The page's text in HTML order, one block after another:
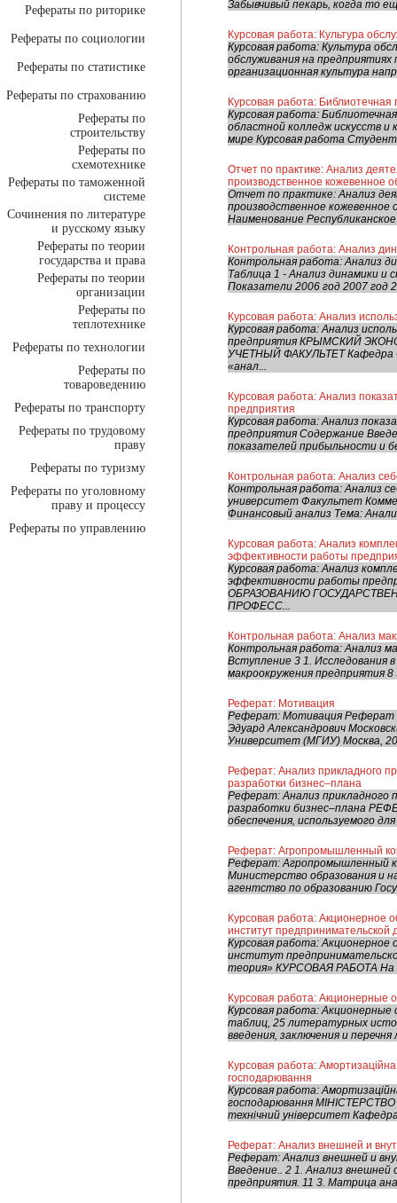
Рефераты по риторике
Рефераты по социологии
Рефераты по статистике
Рефераты по страхованию
Рефераты по
строительству
Рефераты по
схемотехнике
Рефераты по таможенной
системе
Сочинения по литературе
и русскому языку
Рефераты по теории
государства и права
Рефераты по теории
организации
Рефераты по
теплотехнике
Рефераты по технологии
Рефераты по
товароведению
Рефераты по транспорту
Рефераты по трудовому
праву
Рефераты по туризму
Рефераты по уголовному
праву и процессу
Рефераты по управлению
Забывчивый пекарь, когда то
Курсовая работа: Культура
Курсовая работа: Культура
обслуживания на
организационная культура
Курсовая работа:
Курсовая работа:
областной колледж искусств и
мире Курсовая работа
Отчет по практике: Анализ
производственное кожевенное
Отчет по практике: Анализ
производственное
Наименование
Контрольная работа: Анализ
Контрольная работа: Анализ
Таблица 1 - Анализ динамики
Показатели 2006 год 2007 год
Курсовая работа: Анализ
Курсовая работа: Анализ
предприятия КРЫМСКИЙ
УЧЕТНЫЙ ФАКУЛЬТЕТ Кафедра
«анал...
Курсовая работа: Анализ
предприятия
Курсовая работа: Анализ
предприятия Содержание
показателей прибыльности и
Контрольная работа: Анализ
Контрольная работа: Анализ
университет Факультет
Финансовый анализ Тема:
Курсовая работа: Анализ
эффективности работы
Курсовая работа: Анализ
эффективности работы
ОБРАЗОВАНИЮ
ПРОФЕСС...
Контрольная работа: Анализ
Контрольная работа: Анализ
Вступление 3 1. Исследования
макроокружения предприятия
Реферат: Мотивация
Реферат: Мотивация Реферат
Эдуард Александрович
Университет (МГИУ) Москва,
Реферат: Анализ прикладного
разработки бизнес–плана
Реферат: Анализ прикладного
разработки бизнес–плана
обеспечения, используемого
Реферат: Агропромышленный
Реферат: Агропромышленный
Министерство образования и
агентство по образованию
Курсовая работа: Акционерное
институт предпринимательской
Курсовая работа: Акционерное
институт
теория» КУРСОВАЯ РАБОТА На
Курсовая работа: Акционерные
Курсовая работа:
таблиц, 25 литературных
введения, заключения и
Курсовая работа:
господарювання
Курсовая работа:
господарювання МІНІСТЕРСТВО
технічний університет
Реферат: Анализ внешней и
Реферат: Анализ внешней и
Введение.. 2 1. Анализ
предприятия. 11 3. Матрица